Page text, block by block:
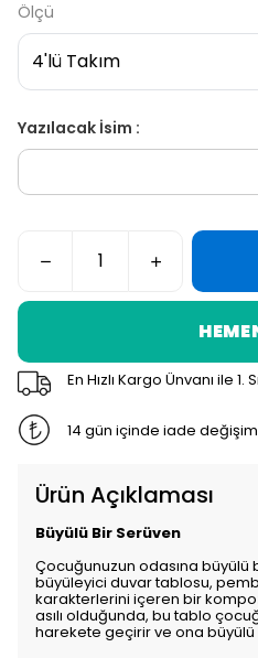
Ölçü
Yazılacak İsim :
En Hızlı Kargo Ünvanı ile 1.
14 gün içinde iade değişim
Ürün Açıklaması
Büyülü Bir Serüven
Çocuğunuzun odasına büyülü
büyüleyici duvar tablosu,
karakterlerini içeren bir
asılı olduğunda, bu tablo
harekete geçirir ve ona